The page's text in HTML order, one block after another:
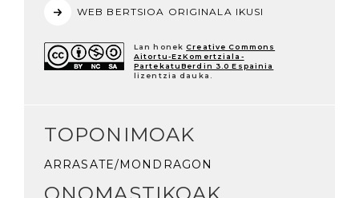
WEB BERTSIOA ORIGINALA IKUSI
Lan honek Creative Commons
Aitortu-EzKomertziala-
PartekatuBerdin 3.0 Espainia
lizentzia dauka.
TOPONIMOAK
ARRASATE/MONDRAGON